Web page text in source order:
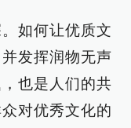
如何让优质文
发挥润物无声
也是人们的共
对优秀文化的